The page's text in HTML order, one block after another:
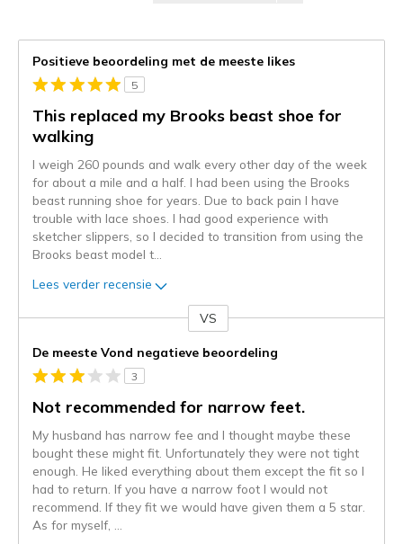
Positieve beoordeling met de meeste likes
5
This replaced my Brooks beast shoe for
walking
I weigh 260 pounds and walk every other day of the week
for about a mile and a half. I had been using the Brooks
beast running shoe for years. Due to back pain I have
trouble with lace shoes. I had good experience with
sketcher slippers, so I decided to transition from using the
Brooks beast model t
Lees verder recensie
content
wordt
momenteel
gemigreerd
de
niejee
page_id.
kunt
de
VS
De meeste Vond negatieve beoordeling
3
Not recommended for narrow feet.
My husband has narrow fee and I thought maybe these
bought these might fit. Unfortunately they were not tight
enough. He liked everything about them except the fit so I
had to return. If you have a narrow foot I would not
recommend. If they fit we would have given them a 5 star.
As for myself,